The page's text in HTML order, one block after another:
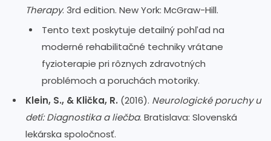
Therapy. 3rd edition. New York: McGraw-Hill.
Tento text poskytuje detailný pohľad na
moderné rehabilitačné techniky vrátane
fyzioterapie pri rôznych zdravotných
problémoch a poruchách motoriky.
Klein, S., & Klička, R. (2016). Neurologické poruchy u
detí: Diagnostika a liečba. Bratislava: Slovenská
lekárska spoločnosť.